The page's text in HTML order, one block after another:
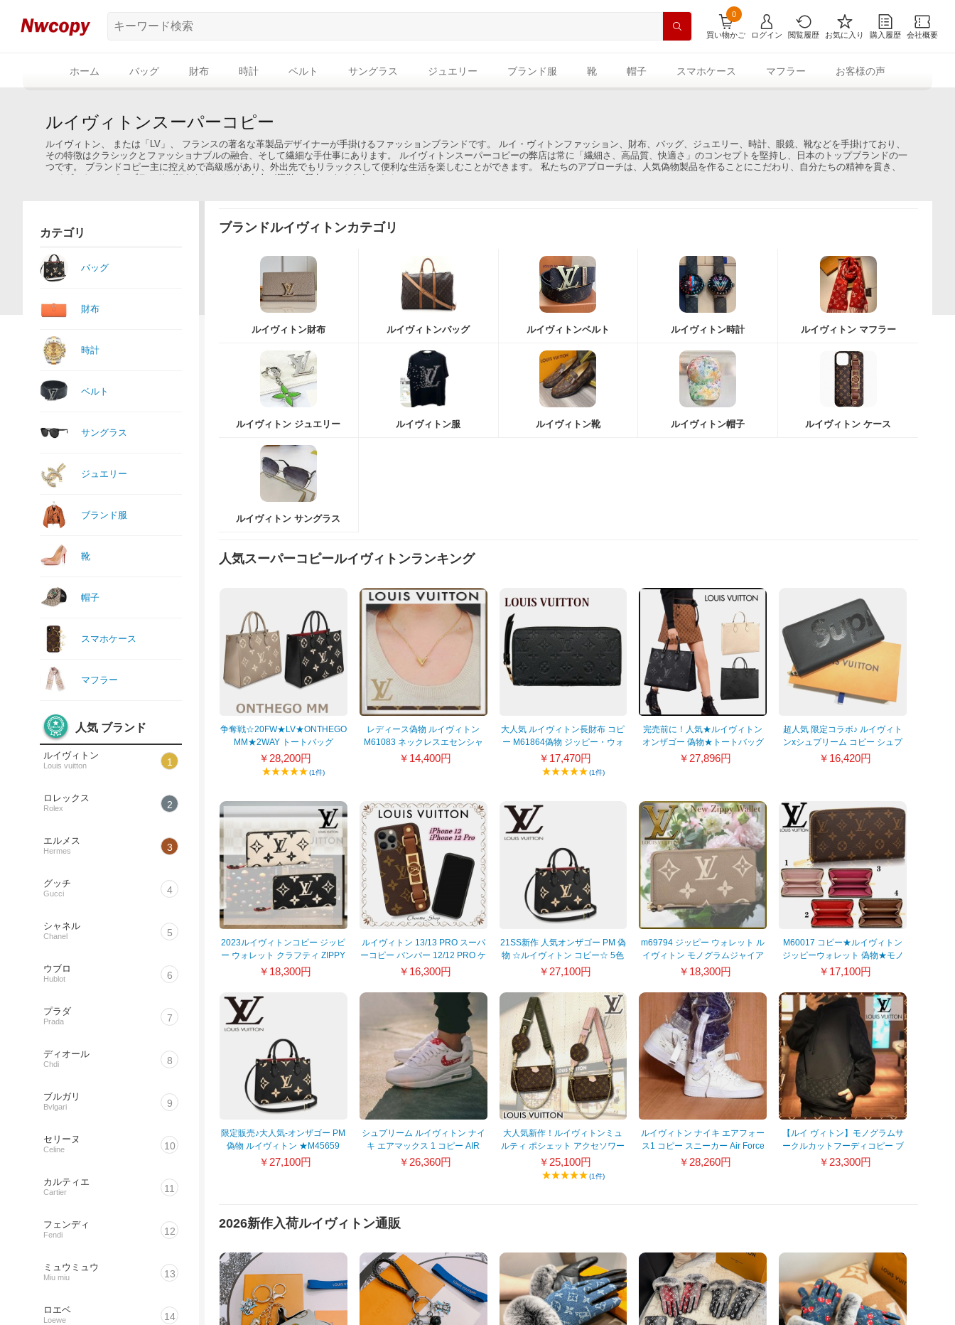
買い物かご
0
ログイン 閲覧履歴 お気に入り 購入履歴 会社概要
ホーム バッグ 財布 時計 ベルト サングラス ジュエリー ブランド服 靴 帽子 スマホケース マフラー お客様の声
ルイヴィトンスーパーコピー
ルイヴィトン、 または「LV」、 フランスの著名な革製品デザイナーが手掛けるファッションブランドです。 ルイ・ヴィトンファッション、財布、バッグ、ジュエリー、時計、眼鏡、靴などを手掛けており、
その特徴はクラシックとファッショナブルの融合、そして繊細な手仕事にあります。 ルイヴィトンスーパーコピーの弊店は常に「繊細さ、高品質、快適さ」のコンセプトを堅持し、日本のトップブランドの一
つです。 ブランドコピー主に控えめで高級感があり、外出先でもリラックスして便利な生活を楽しむことができます。 私たちのアプローチは、人気偽物製品を作ることにこだわり、自分たちの精神を貫き、
ルイヴィトンコピーブランドが好きなほとんどの友人が簡単に所有できるようにすることです。
カテゴリ
バッグ
財布
時計
ベルト
サングラス
ジュエリー
ブランド服
靴
帽子
スマホケース
マフラー
人気 ブランド
ルイヴィトン
Louis vuitton 1
ロレックス
Rolex 2
エルメス
Hermes 3
グッチ
Gucci 4
シャネル
Chanel 5
ウブロ
Hublot 6
プラダ
Prada 7
ディオール
Chdi 8
ブルガリ
Bvlgari 9
セリーヌ
Celine 10
カルティエ
Cartier 11
フェンディ
Fendi 12
ミュウミュウ
Miu miu 13
ロエベ
Loewe 14
ブランドルイヴィトンカテゴリ
ルイヴィトン財布 ルイヴィトンバッグ ルイヴィトンベルト ルイヴィトン時計 ルイヴィトン マフラー
ルイヴィトン ジュエリー ルイヴィトン服 ルイヴィトン靴 ルイヴィトン帽子 ルイヴィトン ケース
ルイヴィトン サングラス
人気スーパーコピールイヴィトンランキング
争奪戦☆20FW★LV★ONTHEGO
MM★2WAY トートバッグ
M45495/M45494
￥28,200円
(1件)
レディース偽物 ルイヴィトン
M61083 ネックレスエセンシャ
ルV アクセサリー ペンダント ゴ
￥14,400円
大人気 ルイヴィトン長財布 コピ
ー M61864偽物 ジッピー・ウォ
レット メンズ/レディース 2色
￥17,470円
(1件)
完売前に！人気★ルイヴィトン
オンザゴー 偽物★トートバッグ
GM モノグラム 2色
￥27,896円
超人気 限定コラボ♪ ルイヴィト
ンxシュプリーム コピー シュプ
リーム ジッピー・ウォレット エ
￥16,420円
2023ルイヴィトンコピー ジッピ
ー ウォレット クラフティ ZIPPY
クレーム 長財布
￥18,300円
ルイヴィトン 13/13 PRO スーパ
ーコピー バンパー 12/12 PRO ケ
ース M69782
￥16,300円
21SS新作 人気オンザゴー PM 偽
物 ☆ルイヴィトン コピー☆ 5色
M45654 M45660 M45659
￥27,100円
m69794 ジッピー ウォレット ル
イヴィトン モノグラムジャイア
ント ファスナー長財布
￥18,300円
M60017 コピー★ルイヴィトン
ジッピーウォレット 偽物★モノ
グラム ルイヴィトン 財布
￥17,100円
限定販売♪大人気-オンザゴー PM
偽物 ルイヴィトン ★M45659
￥27,100円
シュプリーム ルイヴィトン ナイ
キ エアマックス 1 コピー AIR
MAX 1 カスタムが海外で話題
￥26,360円
大人気新作！ルイヴィトンミュ
ルティ ポシェット アクセソワー
ル 偽物 2色 すぐ届 M44840
/M44813
￥25,100円
(1件)
ルイヴィトン ナイキ エアフォー
ス1 コピー スニーカー Air Force
1 完売必須 21070630
￥28,260円
【ルイ ヴィトン】モノグラムサ
ークルカットフーディコピー ブ
ラック 1A8FHE
￥23,300円
2026新作入荷ルイヴィトン通販